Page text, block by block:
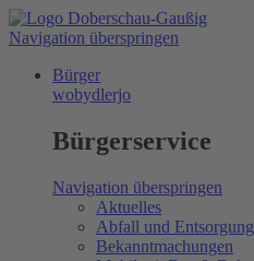
Navigation überspringen
Bürger
wobydlerjo
Bürgerservice
Navigation überspringen
Aktuelles
Abfall und Entsorgung
Bekanntmachungen